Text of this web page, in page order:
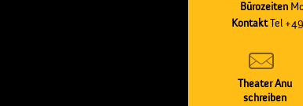
Bürozeiten
KontaktTel
Theater Anu
schreiben